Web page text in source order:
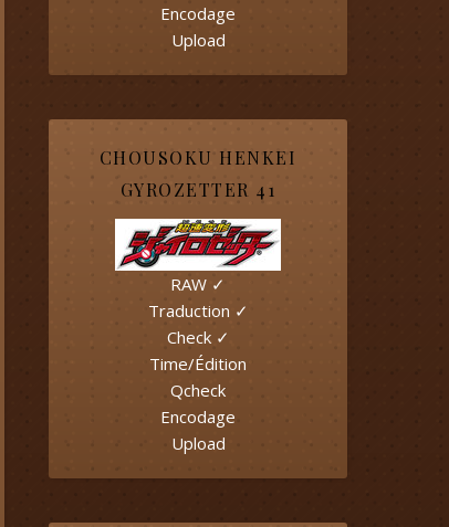
Encodage
Upload
CHOUSOKU HENKEI
GYROZETTER 41
RAW ✓
Traduction ✓
Check ✓
Time/Édition
Qcheck
Encodage
Upload